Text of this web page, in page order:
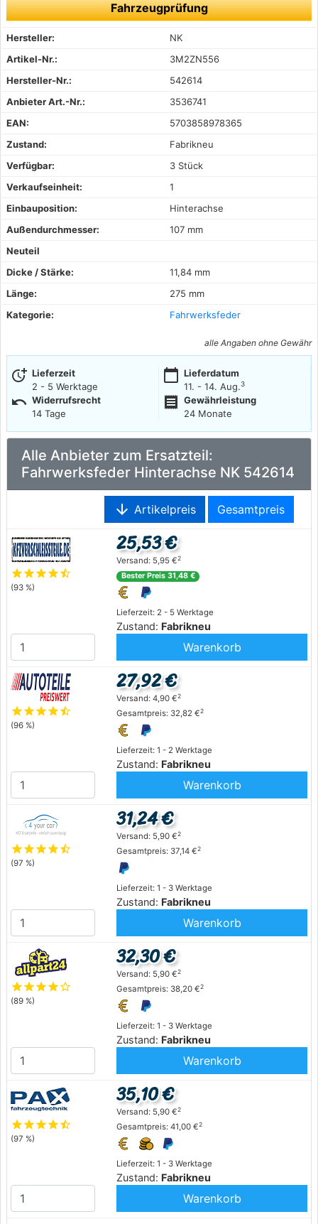
Fahrzeugprüfung
Hersteller:
NK
Artikel-Nr.:
3M2ZN556
Hersteller-Nr.:
542614
Anbieter Art.-Nr.:
3536741
EAN:
5703858978365
Zustand:
Fabrikneu
Verfügbar:
3 Stück
Verkaufseinheit:
1
Einbauposition:
Hinterachse
Außendurchmesser:
107 mm
Neuteil
Dicke / Stärke:
11,84 mm
Länge:
275 mm
Kategorie:
Fahrwerksfeder
alle Angaben ohne Gewähr
more_time Lieferzeit
2 - 5 Werktage
calendar_today Lieferdatum
11. - 14. Aug.3
undo Widerrufsrecht
14 Tage
receipt
Gewährleistung
24 Monate
Alle Anbieter zum Ersatzteil:
Fahrwerksfeder Hinterachse NK 542614
arrow_downward Artikelpreis Gesamtpreis
starstarstarstarstar_half
(93 %)
Lieferzeit: 2 - 5 Werktage
Zustand: Fabrikneu
25,53 €
Versand: 5,95 €2
Bester Preis 31,48 €
Warenkorb
starstarstarstarstar_half
(96 %)
Lieferzeit: 1 - 2 Werktage
Zustand: Fabrikneu
27,92 €
Versand: 4,90 €2
Gesamtpreis: 32,82 €2
Warenkorb
starstarstarstarstar_half
(97 %)
Lieferzeit: 1 - 3 Werktage
Zustand: Fabrikneu
31,24 €
Versand: 5,90 €2
Gesamtpreis: 37,14 €2
Warenkorb
starstarstarstarstar_outline
(89 %)
Lieferzeit: 1 - 3 Werktage
Zustand: Fabrikneu
32,30 €
Versand: 5,90 €2
Gesamtpreis: 38,20 €2
Warenkorb
starstarstarstarstar_half
(97 %)
Lieferzeit: 1 - 3 Werktage
Zustand: Fabrikneu
35,10 €
Versand: 5,90 €2
Gesamtpreis: 41,00 €2
Warenkorb